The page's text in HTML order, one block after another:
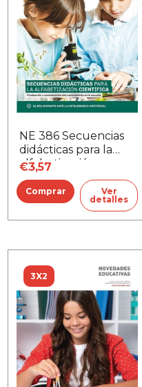
NE 386 Secuencias
didácticas para la
alfabetización
científica
€3,57
Ver
detalles
3X2